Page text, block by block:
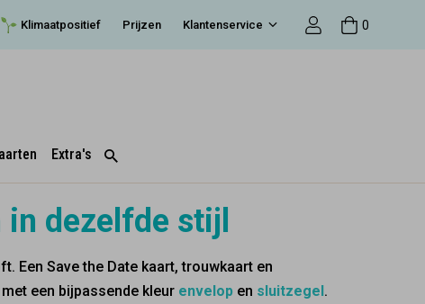
Klimaatpositief Prijzen Klantenservice 0
Extra's
dezelfde stijl
Een Save the Date kaart, trouwkaart en
een bijpassende kleur envelop en sluitzegel.